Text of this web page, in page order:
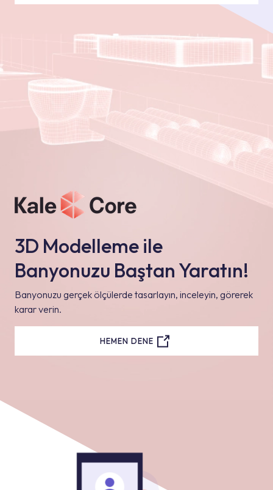
3D Modelleme ile
Banyonuzu Baştan Yaratın!
Banyonuzu gerçek ölçülerde tasarlayın, inceleyin, görerek
karar verin.
HEMEN DENE